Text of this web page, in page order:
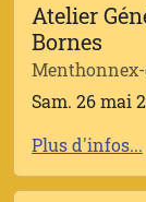
Atelier
Bornes
Sam. 26 mai
Plus d'infos...